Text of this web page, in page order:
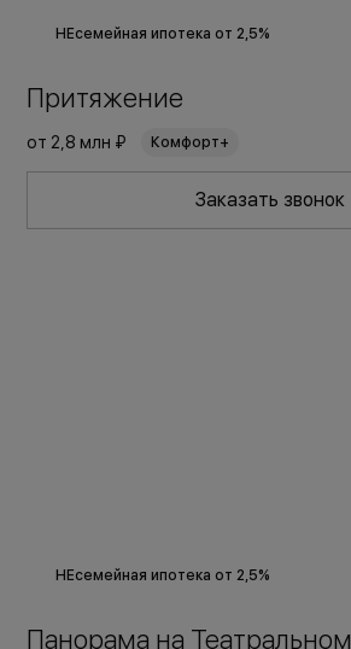
НЕсемейная ипотека от 2,5%
Притяжение
от 2,8 млн ₽ Комфорт+
Заказать звонок
НЕсемейная ипотека от 2,5%
Панорама на Театральном